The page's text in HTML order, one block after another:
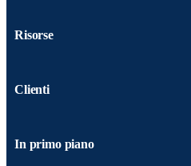
Risorse
Clienti
In primo piano